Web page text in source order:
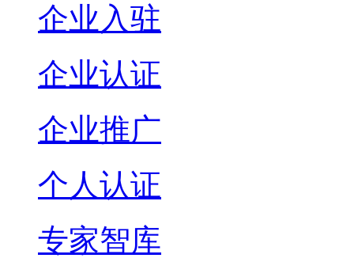
企业入驻
企业认证
企业推广
个人认证
专家智库